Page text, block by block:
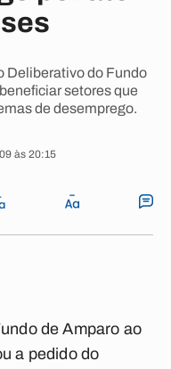
Deliberativo do Fundo
setores que
de desemprego.
às 20:15
de Amparo ao
a pedido do